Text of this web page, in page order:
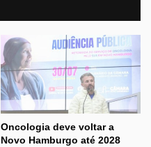
Oncologia deve voltar a
Novo Hamburgo até 2028